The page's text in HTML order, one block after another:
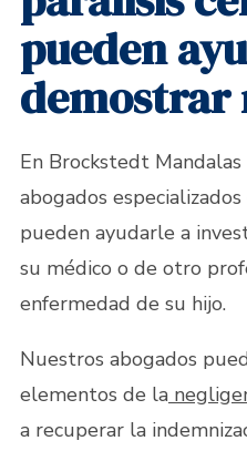
pueden
demostrar
En Brockstedt
abogados
pueden ayudarle a
su médico o de otro
enfermedad de su hijo.
Nuestros abogados
elementos de la
a recuperar la